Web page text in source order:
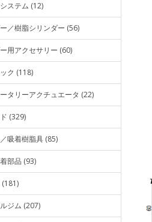
ステム (12)
／樹脂シリンダー (56)
用アクセサリー (60)
ク (118)
タリーアクチュエータ (22)
(329)
吸着樹脂具 (85)
部品 (93)
(181)
ジム (207)